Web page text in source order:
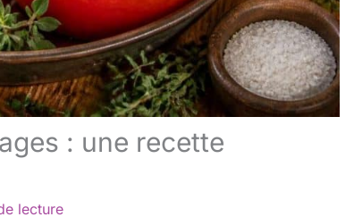
: une recette
lecture